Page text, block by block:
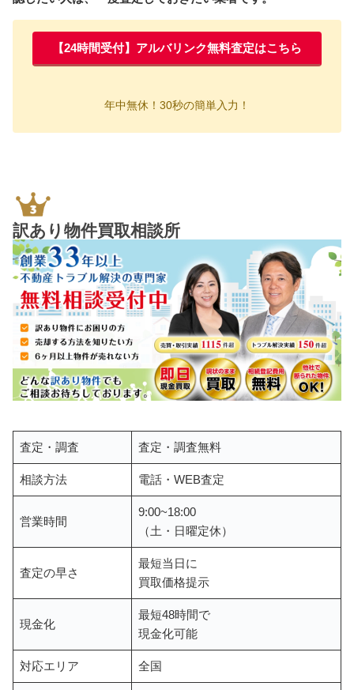
【24時間受付】アルバリンク無料査定はこちら
年中無休！30秒の簡単入力！
訳あり物件買取相談所
査定・調査 査定・調査無料
相談方法 電話・WEB査定
営業時間
9:00~18:00
（土・日曜定休）
査定の早さ
最短当日に
買取価格提示
現金化
最短48時間で
現金化可能
対応エリア 全国